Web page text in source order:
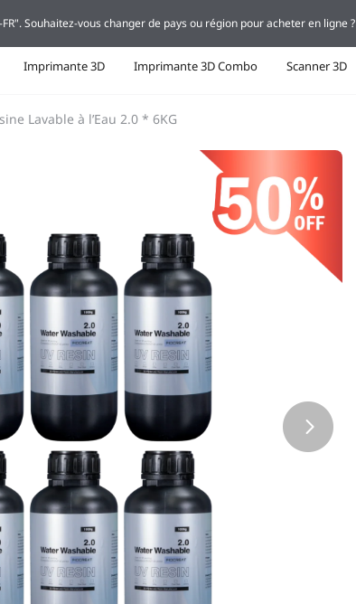
Imprimante 3D Imprimante 3D Combo Scanner 3D
Lavable à l’Eau 2.0 * 6KG
Souhaitez-vous changer de pays ou région pour acheter en ligne ?